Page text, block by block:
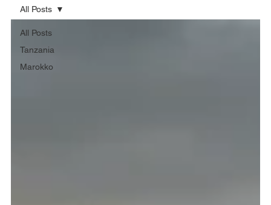
All Posts
Tanzania
Marokko
All Posts